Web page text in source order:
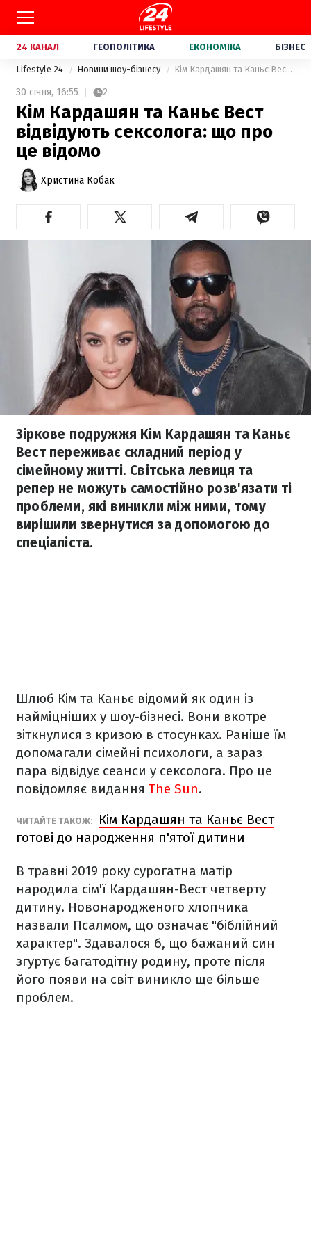
24 КАНАЛ ГЕОПОЛІТИКА ЕКОНОМІКА БІЗНЕС
Lifestyle 24 Новини шоу-бізнесу Кім Кардашян та Каньє Вест відвідують сексолога: що про це відомо
30 січня, 16:55 2
Кім Кардашян та Каньє Вест
відвідують сексолога: що про
це відомо
Христина Кобак
Зіркове подружжя Кім Кардашян та Каньє
Вест переживає складний період у
сімейному житті. Світська левиця та
репер не можуть самостійно розв'язати ті
проблеми, які виникли між ними, тому
вирішили звернутися за допомогою до
спеціаліста.
Шлюб Кім та Каньє відомий як один із
найміцніших у шоу-бізнесі. Вони вкотре
зіткнулися з кризою в стосунках. Раніше їм
допомагали сімейні психологи, а зараз
пара відвідує сеанси у сексолога. Про це
повідомляє видання The Sun.
ЧИТАЙТЕ ТАКОЖ:
Кім Кардашян та Каньє Вест
готові до народження п'ятої дитини
В травні 2019 року сурогатна матір
народила сім'ї Кардашян-Вест четверту
дитину. Новонародженого хлопчика
назвали Псалмом, що означає "біблійний
характер". Здавалося б, що бажаний син
згуртує багатодітну родину, проте після
його появи на світ виникло ще більше
проблем.